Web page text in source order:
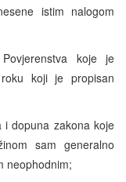
istim nalogom
koje je
koji je propisan
i dopuna zakona koje
sam generalno
neophodnim;